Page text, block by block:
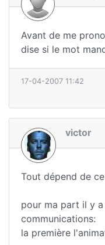
Avant de me
dise si le mot
17-04-2007 11:42
victor
Tout dépend de
pour ma part il y
communications:
la première